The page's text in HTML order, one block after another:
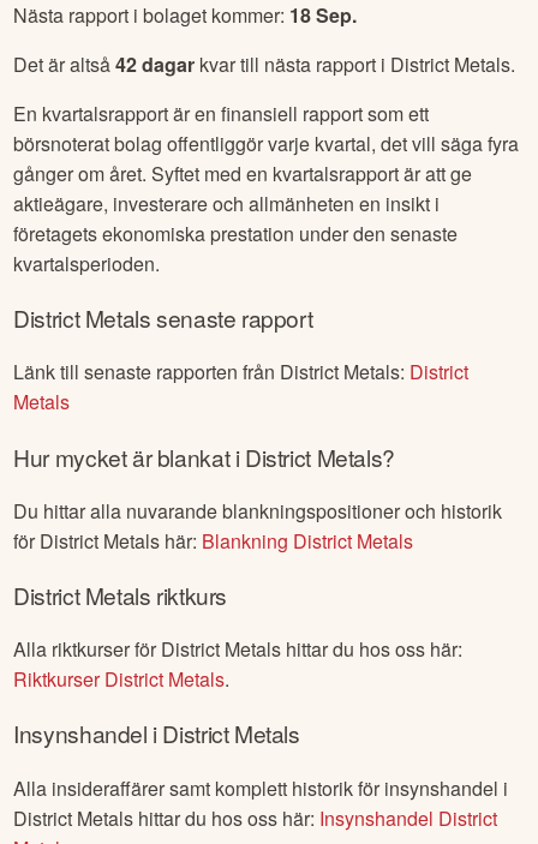
Nästa rapport i bolaget kommer: 18 Sep.
Det är altså42dagar kvar till nästa rapport i District Metals.
En kvartalsrapport är en finansiell rapport som ett
börsnoterat bolag offentliggör varje kvartal, det vill säga fyra
gånger om året. Syftet med en kvartalsrapport är att ge
aktieägare, investerare och allmänheten en insikt i
företagets ekonomiska prestation under den senaste
kvartalsperioden.
District Metalssenaste rapport
Länk till senaste rapporten från District Metals: District
Metals
Hur mycket är blankat iDistrict Metals?
Du hittar alla nuvarande blankningspositioner och historik
för District Metals här: Blankning District Metals
District Metals riktkurs
Alla riktkurser för District Metals hittar du hos oss här:
RiktkurserDistrict Metals.
Insynshandel iDistrict Metals
Alla insideraffärer samt komplett historik för insynshandel i
District Metals hittar du hos oss här: Insynshandel District